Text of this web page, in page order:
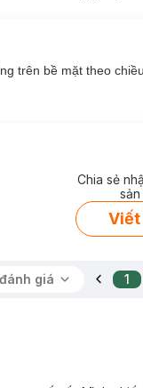
trên bề mặt theo
Chia sẻ
Viết
giá 1